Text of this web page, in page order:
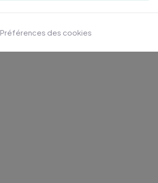
Préférences des cookies